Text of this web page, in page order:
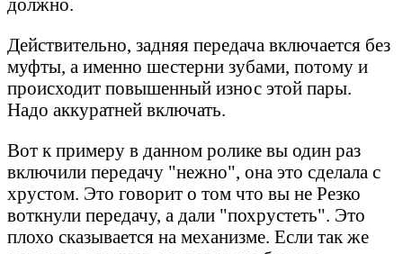
Действительно, задняя передача включается без
муфты, а именно шестерни зубами, потому и
происходит повышенный износ этой пары.
Надо аккуратней включать.
Вот к примеру в данном ролике вы один раз
включили передачу "нежно", она это сделала с
хрустом. Это говорит о том что вы не Резко
воткнули передачу, а дали "похрустеть". Это
плохо сказывается на механизме. Если так же